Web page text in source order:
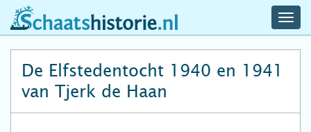
schaatshistorie.nl
De Elfstedentocht 1940 en 1941
van Tjerk de Haan